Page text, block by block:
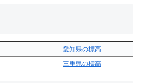
愛知県の標高
三重県の標高